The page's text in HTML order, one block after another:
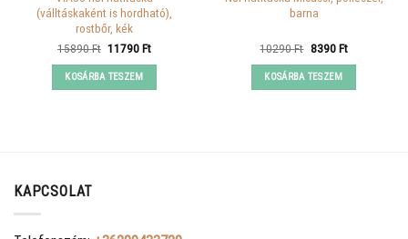
(válltáskaként is hordható),
rostbőr, kék
15890Ft Original
was:
15890 Ft.
11790FtCurrent
KOSÁRBA TESZEM
barna
10290Ft Original
was:
10290 Ft.
8390FtCurrent
KOSÁRBA TESZEM
KAPCSOLAT